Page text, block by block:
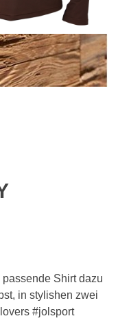
Shirt dazu
in stylishen zwei
#jolsport